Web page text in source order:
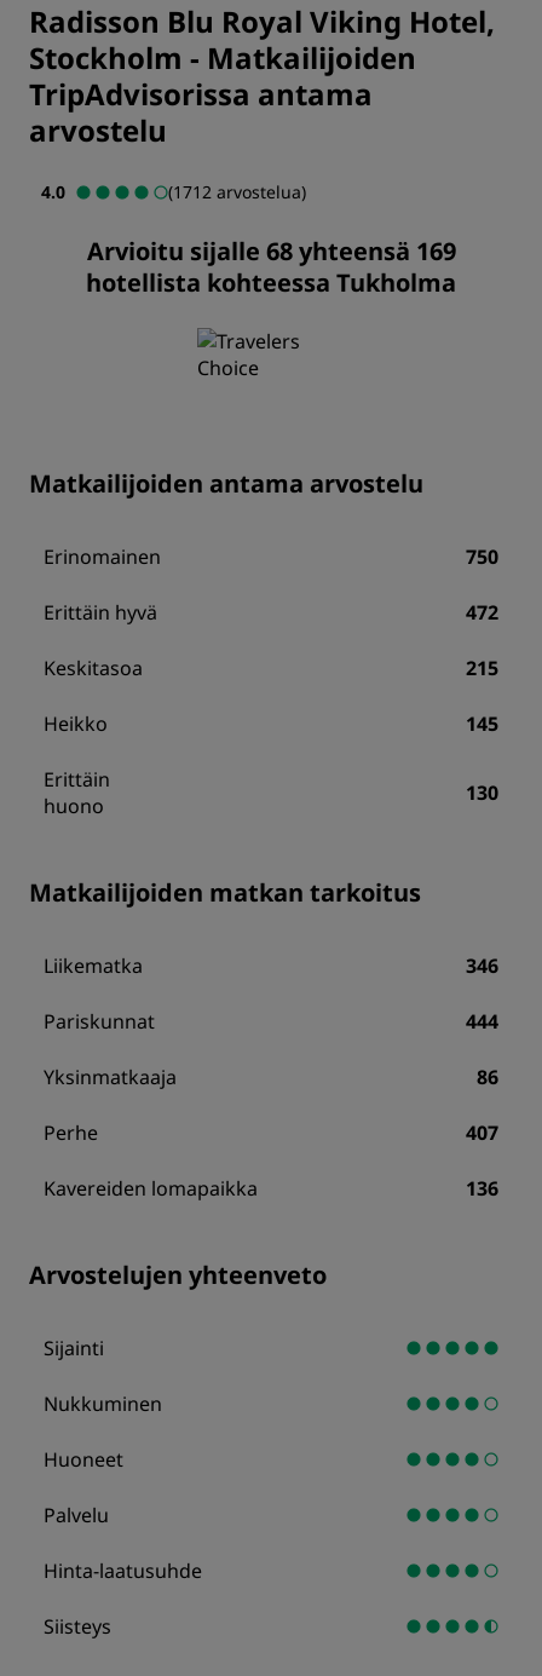
Radisson Blu Royal Viking Hotel,
Stockholm - Matkailijoiden
TripAdvisorissa antama
arvostelu
4.0 (1712 arvostelua)
Arvioitu sijalle 68 yhteensä 169
hotellista kohteessa Tukholma
Matkailijoiden antama arvostelu
Erinomainen 750
Erittäin hyvä 472
Keskitasoa 215
Heikko 145
Erittäin
huono
130
Matkailijoiden matkan tarkoitus
Liikematka 346
Pariskunnat 444
Yksinmatkaaja 86
Perhe 407
Kavereiden lomapaikka 136
Arvostelujen yhteenveto
Sijainti
Nukkuminen
Huoneet
Palvelu
Hinta-laatusuhde
Siisteys